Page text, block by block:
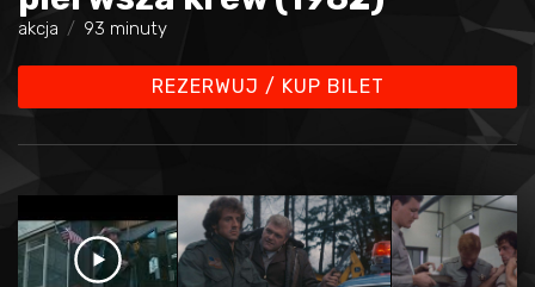
akcja 93 minuty
REZERWUJ / KUP BILET